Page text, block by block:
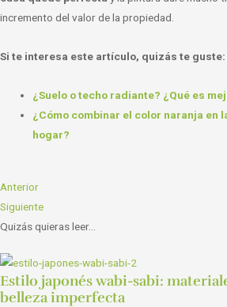
incremento del valor de la propiedad.
Si te interesa este artículo, quizás te guste:
¿Suelo o techo radiante? ¿Qué es
¿Cómo combinar el color naranja en
hogar?
Anterior
Siguiente
Quizás quieras leer...
Estilo japonés wabi-sabi:
belleza imperfecta